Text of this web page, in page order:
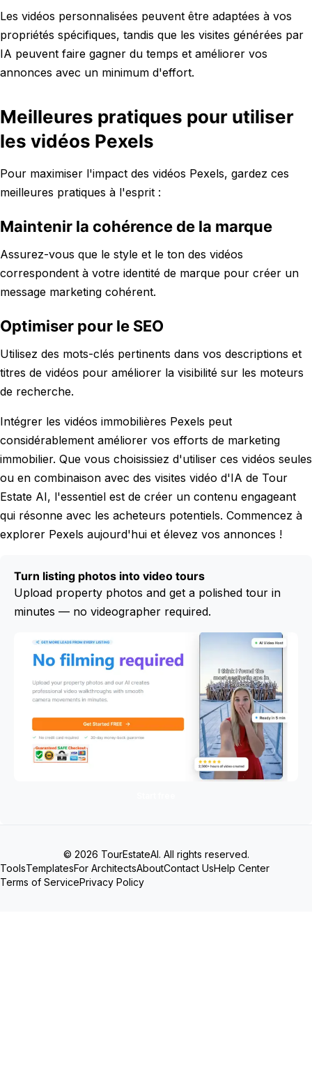
Les vidéos personnalisées peuvent être adaptées à vos
propriétés spécifiques, tandis que les visites générées par
IA peuvent faire gagner du temps et améliorer vos
annonces avec un minimum d'effort.
Meilleures pratiques pour utiliser
les vidéos Pexels
Pour maximiser l'impact des vidéos Pexels, gardez ces
meilleures pratiques à l'esprit :
Maintenir la cohérence de la marque
Assurez-vous que le style et le ton des vidéos
correspondent à votre identité de marque pour créer un
message marketing cohérent.
Optimiser pour le SEO
Utilisez des mots-clés pertinents dans vos descriptions et
titres de vidéos pour améliorer la visibilité sur les moteurs
de recherche.
Intégrer les vidéos immobilières Pexels peut
considérablement améliorer vos efforts de marketing
immobilier. Que vous choisissiez d'utiliser ces vidéos seules
ou en combinaison avec des visites vidéo d'IA de Tour
Estate AI, l'essentiel est de créer un contenu engageant
qui résonne avec les acheteurs potentiels. Commencez à
explorer Pexels aujourd'hui et élevez vos annonces !
Turn listing photos into video tours
Upload property photos and get a polished tour in
minutes — no videographer required.
© 2026 TourEstateAI. All rights reserved.
ToolsTemplatesFor ArchitectsAboutContact UsHelp Center
Terms of ServicePrivacy Policy